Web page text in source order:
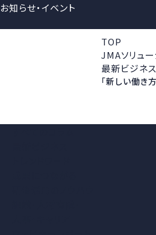
お知らせ・イベント
TOP
JMAソリュー
最新ビジネ
「新しい働き